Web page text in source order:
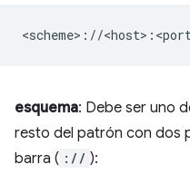
esquema: Debe ser uno
resto del patrón con dos
barra ( :// ):